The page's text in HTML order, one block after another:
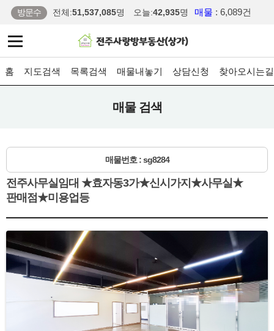
방문수 전체:51,537,085명 오늘:42,935명 매물 : 6,089건
홈 지도검색 목록검색 매물내놓기 상담신청 찾아오시는길
매물 검색
매물번호 : sg8284
전주사무실임대 ★효자동3가★신시가지★사무실★
판매점★미용업등